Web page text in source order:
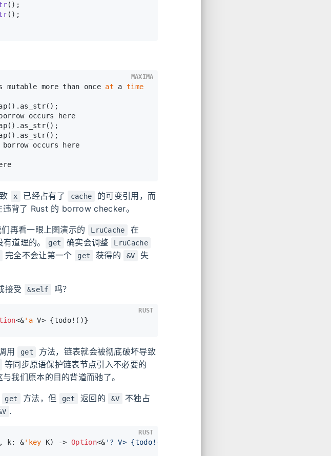
();
();
mutable more than once at a time
occurs here
borrow occurs here
MAXIMA
x 已经占有了 cache
的可变引用，而
违背了 Rust 的 borrow checker。
再看一眼上图演示的 LruCache 在
道理的。 get 确实会调整 LruCache
完全不会让第一个 get 获得的 &V
失
接受 &self 吗？
<&'a V> {todo!()}
RUST
用 get
方法，链表就会被彻底破坏导致
等同步原语保护链表节点引入不必要的
与我们原本的目的背道而驰了。
get 方法，但 get 返回的 &V
不独占
.
, k: &'key K) -> Option<&'? V> {todo!()}
RUST